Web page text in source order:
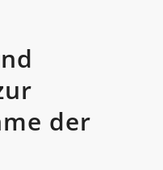
der